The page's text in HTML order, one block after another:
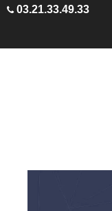
03.21.33.49.33